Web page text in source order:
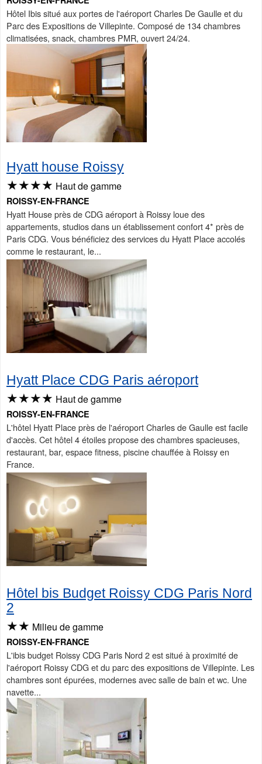
Hôtel Ibis situé aux portes de l'aéroport Charles De Gaulle et du
Parc des Expositions de Villepinte. Composé de 134 chambres
climatisées, snack, chambres PMR, ouvert 24/24.
Hyatt house Roissy
★★★★ Haut de gamme
ROISSY-EN-FRANCE
Hyatt House près de CDG aéroport à Roissy loue des
appartements, studios dans un établissement confort 4* près de
Paris CDG. Vous bénéficiez des services du Hyatt Place accolés
comme le restaurant, le...
Hyatt Place CDG Paris aéroport
★★★★ Haut de gamme
ROISSY-EN-FRANCE
L'hôtel Hyatt Place près de l'aéroport Charles de Gaulle est facile
d'accès. Cet hôtel 4 étoiles propose des chambres spacieuses,
restaurant, bar, espace fitness, piscine chauffée à Roissy en
France.
Hôtel bis Budget Roissy CDG Paris Nord
2
★★ Milieu de gamme
ROISSY-EN-FRANCE
L'ibis budget Roissy CDG Paris Nord 2 est situé à proximité de
l'aéroport Roissy CDG et du parc des expositions de Villepinte. Les
chambres sont épurées, modernes avec salle de bain et wc. Une
navette...